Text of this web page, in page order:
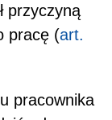
przyczyną
pracę (art.
pracownika